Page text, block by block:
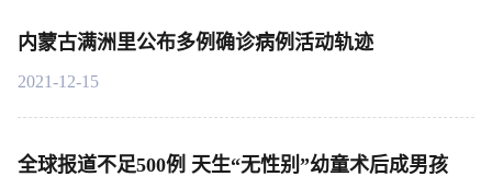
内蒙古满洲里公布多例确诊病例活动轨迹
2021-12-15
全球报道不足500例 天生“无性别”幼童术后成男孩